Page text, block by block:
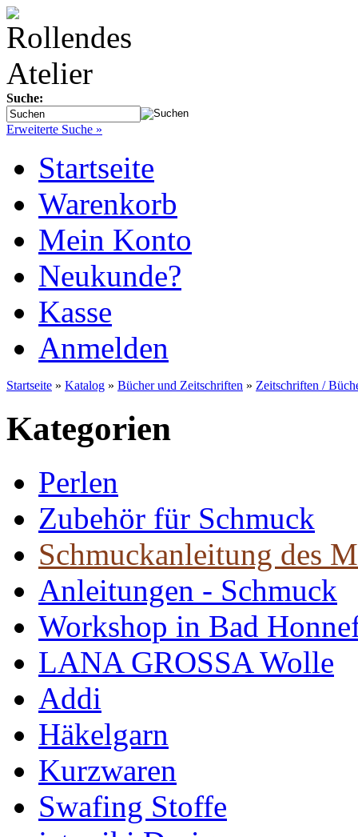
Suche:
Erweiterte Suche »
Startseite
Warenkorb
Mein Konto
Neukunde?
Kasse
Anmelden
Startseite » Katalog » Bücher und Zeitschriften » Zeitschriften /
Kategorien
Perlen
Zubehör für Schmuck
Schmuckanleitung des
Anleitungen - Schmuck
Workshop in Bad
LANA GROSSA Wolle
Addi
Häkelgarn
Kurzwaren
Swafing Stoffe